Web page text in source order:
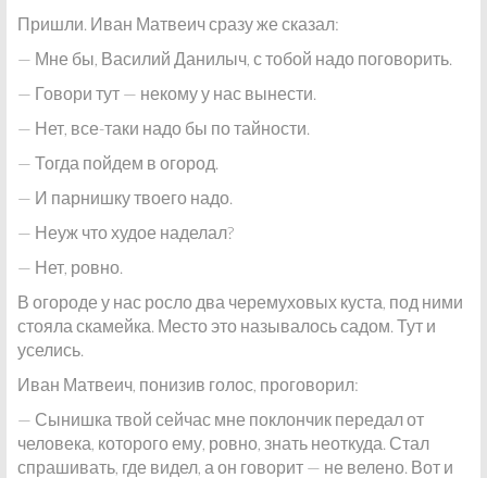
Пришли. Иван Матвеич сразу же сказал:
— Мне бы, Василий Данилыч, с тобой надо поговорить.
— Говори тут — некому у нас вынести.
— Нет, все-таки надо бы по тайности.
— Тогда пойдем в огород.
— И парнишку твоего надо.
— Неуж что худое наделал?
— Нет, ровно.
В огороде у нас росло два черемуховых куста, под ними
стояла скамейка. Место это называлось садом. Тут и
уселись.
Иван Матвеич, понизив голос, проговорил:
— Сынишка твой сейчас мне поклончик передал от
человека, которого ему, ровно, знать неоткуда. Стал
спрашивать, где видел, а он говорит — не велено. Вот и